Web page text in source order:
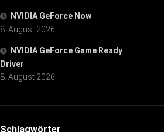
NVIDIA GeForce Now
8. August 2026
NVIDIA GeForce Game Ready
Driver
8. August 2026
Schlagwörter